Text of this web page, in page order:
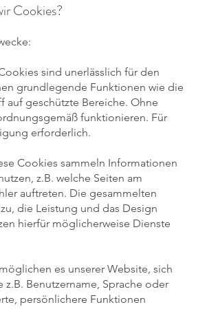
Cookies?
sind unerlässlich für den
grundlegende Funktionen wie die
auf geschützte Bereiche. Ohne
funktionieren. Für
erforderlich.
Cookies sammeln Informationen
z.B. welche Seiten am
auftreten. Die gesammelten
die Leistung und das Design
hierfür möglicherweise Dienste
es unserer Website, sich
Benutzername, Sprache oder
persönlichere Funktionen